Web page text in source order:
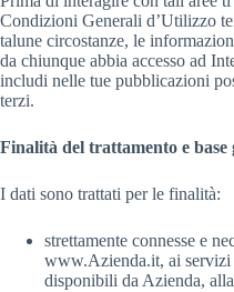
Condizioni Generali d’Utilizzo
talune circostanze, le
da chiunque abbia accesso ad
includi nelle tue pubblicazioni
terzi.
Finalità del trattamento e base
I dati sono trattati per le finalità:
strettamente connesse e
www.Azienda.it, ai servizi
disponibili da Azienda,